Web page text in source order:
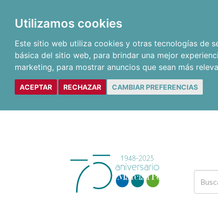
Utilizamos cookies
Este sitio web utiliza cookies y otras tecnologías de
básica del sitio web, para brindar una mejor
marketing, para mostrar anuncios que sean más
ACEPTAR RECHAZAR CAMBIAR PREFERENCIAS